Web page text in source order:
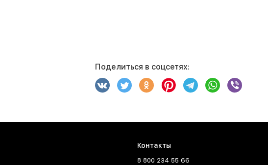
Поделиться в соцсетях:
Контакты
8 800 234 55 66